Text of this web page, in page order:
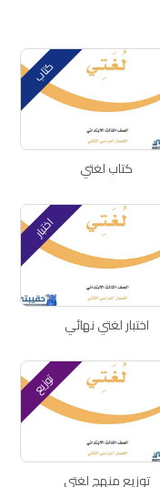
كتاب
كتاب لغتي
اختبار
اختبار لغتي نهائي
توزيع
توزيع منهج لغتي